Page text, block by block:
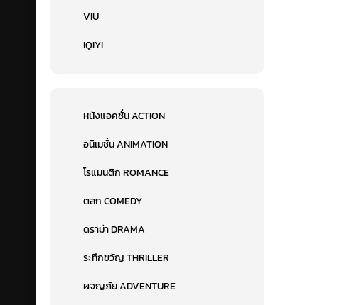
VIU
IQIYI
หนังแอคชั่น ACTION
อนิเมชั่น ANIMATION
โรแมนติก ROMANCE
ตลก COMEDY
ดราม่า DRAMA
ระทึกขวัญ THRILLER
ผจญภัย ADVENTURE